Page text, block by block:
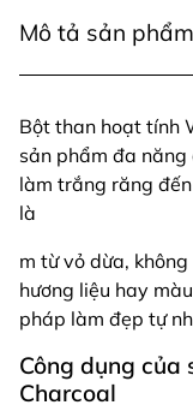
Mô tả sản phẩm
Bột than hoạt tính
sản phẩm đa năng
làm trắng răng
là
m từ vỏ dừa,
hương liệu hay
pháp làm đẹp tự
Công dụng
Charcoal